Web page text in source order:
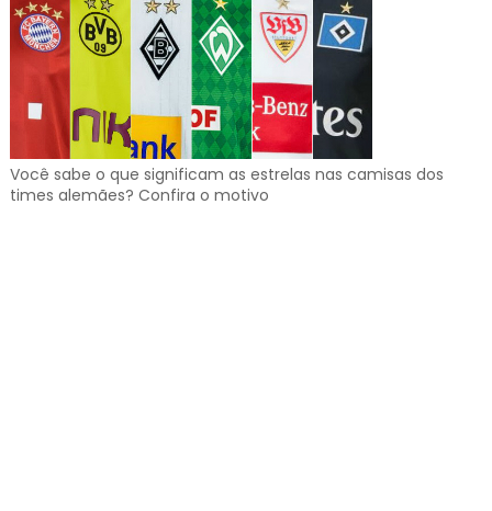
Você sabe o que significam as estrelas nas camisas dos
times alemães? Confira o motivo